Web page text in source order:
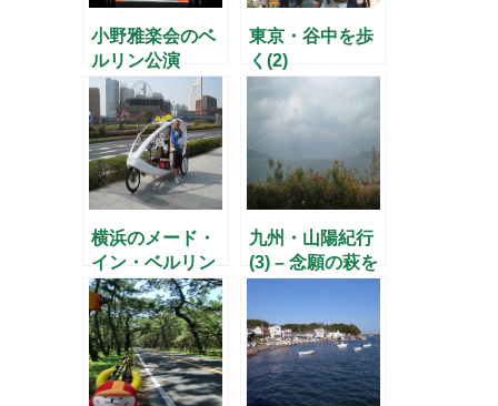
小野雅楽会のベ
ルリン公演
東京・谷中を歩
く(2)
横浜のメード・
イン・ベルリン
九州・山陽紀行
(3) – 念願の萩を